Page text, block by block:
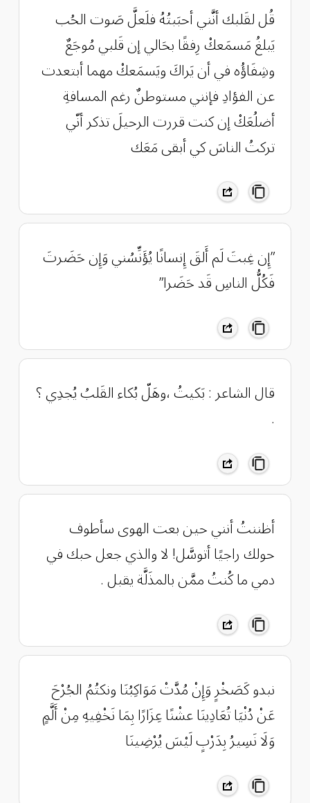
قُل لقَلبك أنَّني أحبَبتُهُ ‏فلَعلَّ صَوت الحُب
يَبلغُ مَسمَعكْ ‏رِفقًا بحَالي إن قَلبي مُوجَعٌ
‏وشِفَاؤُه في أن يَراكَ ويَسمَعكْ ‏مهما أبتعدت
عن الفؤادِ فإنني ‏مستوطنٌ رغم المسافةِ
أضلُعَكْ ‏إن كنت قررت الرحيلَ تذكر ‏أنّي
تركتُ الناسَ كي أبقى مَعَك
‏”إِن غِبتَ لَم أَلقَ إِنسانًا يُؤَنِّسُني ‏وَإِن حَضَرتَ
فَكُلُّ الناسِ قَد حَضَرا”
قال الشاعر : بَكيتُ ،وهَلّ بُكاء القَلبُ يُجدِي ؟
.
أظننتُ أنني حين بعت الهوى سأطوف
حولك راجيًا أتوسَّل! لا والذي جعل حبك في
دمي ما كُنتُ ممَّن بالمذَلَّة يقبل .
نبدو كَصَخْرٍ وَإِنْ مُدَّتْ مَوَاكِبُنَا ونكتُمُ الجُرْحَ
عَنْ دُنْيَا تُعَادِينَا عشْنًا عِزَارًا بِمَا نَخْفِيهِ مِنْ أَلَّمٍ
وَلَا نَسِيرُ بِدَرْبٍ لَيْسَ يُرْضِينَا